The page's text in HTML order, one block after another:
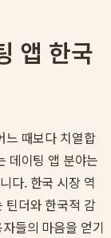
앱 한국
느 때보다 치열합
데이팅 앱 분야는
다. 한국 시장 역
틴더와 한국적 감
들의 마음을 얻기